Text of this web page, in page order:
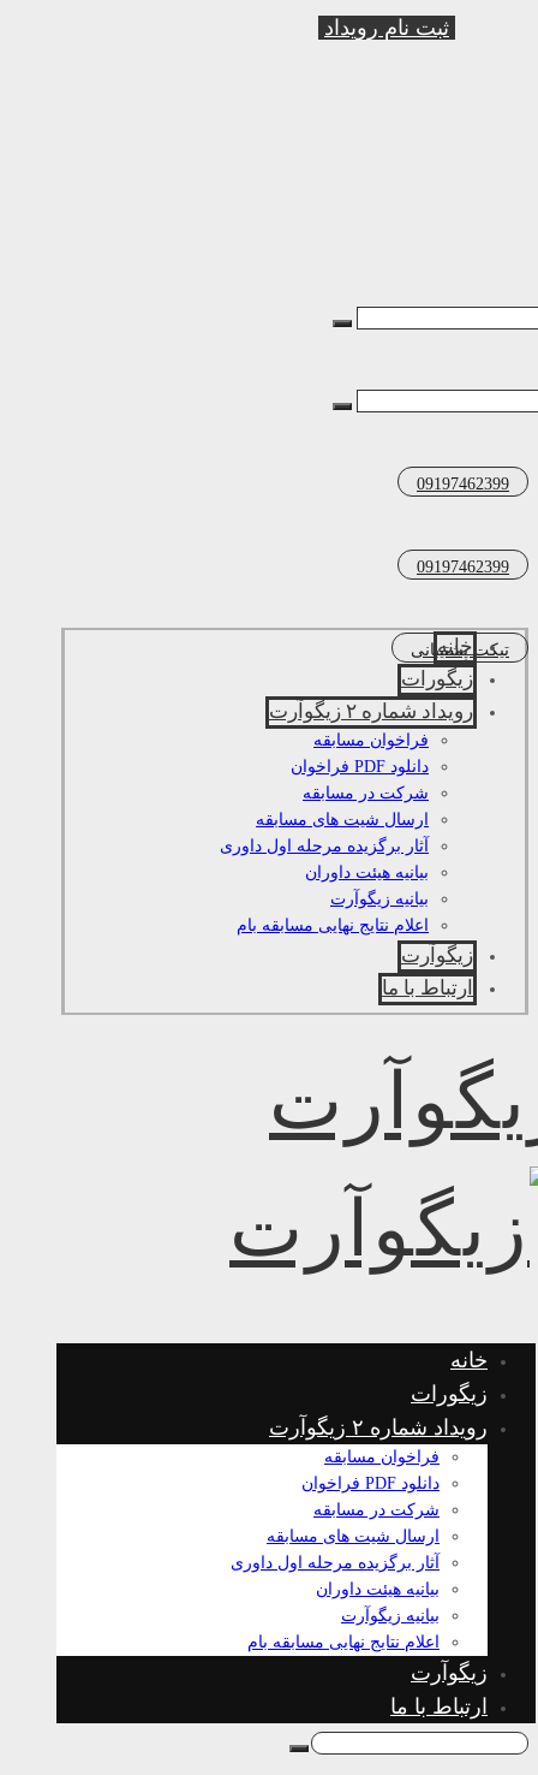
ثبت نام رویداد
09197462399
09197462399
تیکت پشتیبانی
خانه
زیگورات
رویداد شماره ۲ زیگوآرت
فراخوان مسابقه
دانلود PDF فراخوان
شرکت در مسابقه
ارسال شیت های مسابقه
آثار برگزیده مرحله اول داوری
بیانیه هیئت داوران
بیانیه زیگوآرت
اعلام نتایج نهایی مسابقه بام
زیگوآرت
ارتباط با ما
خانه
زیگورات
رویداد شماره ۲ زیگوآرت
فراخوان مسابقه
دانلود PDF فراخوان
شرکت در مسابقه
ارسال شیت های مسابقه
آثار برگزیده مرحله اول داوری
بیانیه هیئت داوران
بیانیه زیگوآرت
اعلام نتایج نهایی مسابقه بام
زیگوآرت
ارتباط با ما